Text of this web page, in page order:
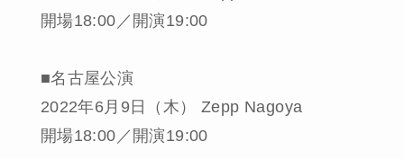
開場18:00／開演19:00
■名古屋公演
2022年6月9日（木） Zepp Nagoya
開場18:00／開演19:00